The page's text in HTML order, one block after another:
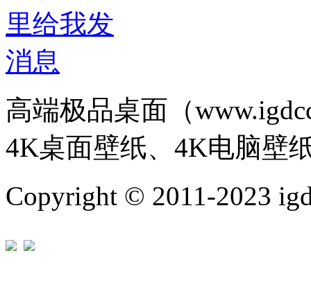
高端极品桌面（
4K桌面壁纸、4K电脑壁
Copyright © 2011-2023